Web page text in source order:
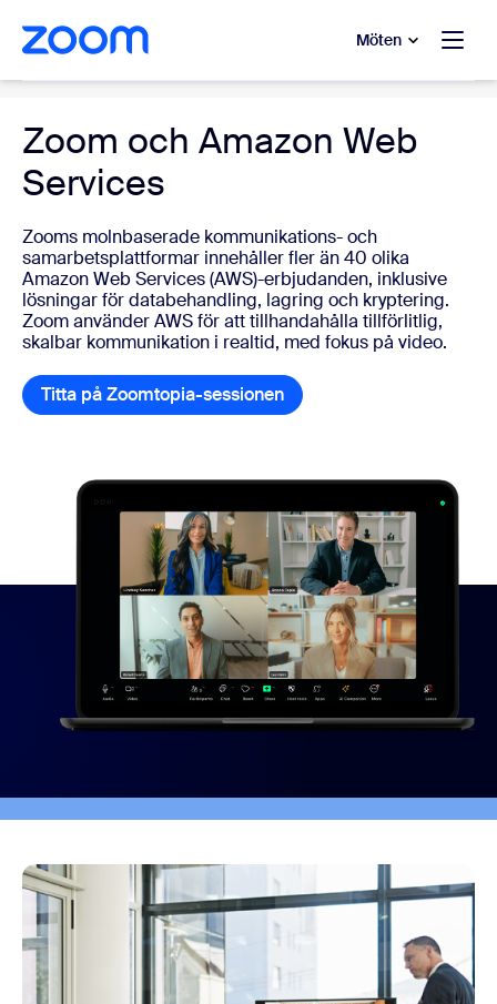
huvudinnehåll
till hjälpchatt Möten
Zoom och Amazon Web
Services
Zooms molnbaserade kommunikations- och
samarbetsplattformar innehåller fler än 40 olika
Amazon Web Services (AWS)-erbjudanden, inklusive
lösningar för databehandling, lagring och kryptering.
Zoom använder AWS för att tillhandahålla tillförlitlig,
skalbar kommunikation i realtid, med fokus på video.
Titta på Zoomtopia-sessionen